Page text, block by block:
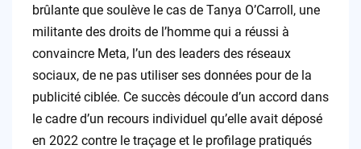
brûlante que soulève le cas de Tanya O’Carroll, une
militante des droits de l’homme qui a réussi à
convaincre Meta, l’un des leaders des réseaux
sociaux, de ne pas utiliser ses données pour de la
publicité ciblée. Ce succès découle d’un accord dans
le cadre d’un recours individuel qu’elle avait déposé
en 2022 contre le traçage et le profilage pratiqués